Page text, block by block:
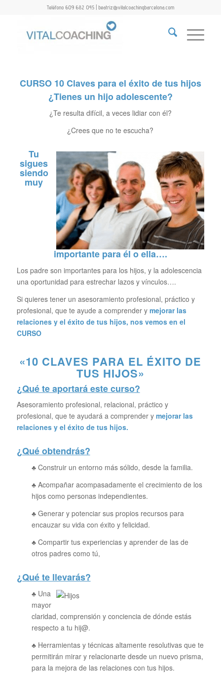
Teléfono 609 682 045 | beatriz@vitalcoachingbarcelona.com
CURSO 10 Claves para el éxito de tus hijos
¿Tienes un hijo adolescente?
¿Te resulta difícil, a veces lidiar con él?
¿Crees que no te escucha?
Tu
sigues
siendo
muy
importante para él o ella….
Los padre son importantes para los hijos, y la adolescencia
una oportunidad para estrechar lazos y vínculos….
Si quieres tener un asesoramiento profesional, práctico y
profesional, que te ayude a comprender y mejorar las
relaciones y el éxito de tus hijos, nos vemos en el
CURSO
«10 CLAVES PARA EL ÉXITO DE
TUS HIJOS»
¿Qué te aportará este curso?
Asesoramiento profesional, relacional, práctico y
profesional, que te ayudará a comprender ymejorar las
relaciones y el éxito de tus hijos.
¿Qué obtendrás?
♣ Construir un entorno más sólido, desde la familia.
♣ Acompañar acompasadamente el crecimiento de los
hijos como personas independientes.
♣ Generar y potenciar sus propios recursos para
encauzar su vida con éxito y felicidad.
♣ Compartir tus experiencias y aprender de las de
otros padres como tú,
¿Qué te llevarás?
♣ Una
mayor
claridad, comprensión y conciencia de dónde estás
respecto a tu hij@.
♣ Herramientas y técnicas altamente resolutivas que te
permitirán mirar y relacionarte desde un nuevo prisma,
para la mejora de las relaciones con tus hijos.